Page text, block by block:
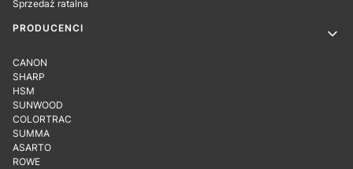
Sprzedaż ratalna
PRODUCENCI
CANON
SHARP
HSM
SUNWOOD
COLORTRAC
SUMMA
ASARTO
ROWE